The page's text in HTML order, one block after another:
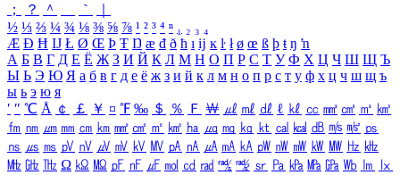
；
？ ＾ ｀
½ ⅓ ⅔ ¼ ¾ ⅛ ⅜ ⅝ ⅞ ¹ ² ³ ⁴ ⁿ ₁ ₂ ₃ ₄
Æ Ð Ħ Ĳ Ł Ø Œ Þ Ŧ Ŋ æ đ ð ħ ı ĳ ĸ ŀ ł ø œ ß þ ŧ ŋ ŉ
А Б В Г Д Е Ё Ж З И Й К Л М Н О П Р С Т У Ф Х Ц Ч Ш Щ Ъ
Ы Ь Э Ю Я а б в г д е ё ж з и й к л м н о п р с т у ф х ц ч ш щ ъ
ы ь э ю я
′ ″ ℃ Å ￠ ￡ ￥ ¤ ℉ ‰ ＄ ％ Ｆ ￦ ㎕ ㎖ ㎗ ℓ ㎘ ㏄ ㎣ ㎤ ㎥ ㎦
㎙ ㎚ ㎛ ㎜ ㎝ ㎞ ㎟ ㎠ ㎡ ㎢ ㏊ ㎍ ㎎ ㎏ ㏏ ㎈ ㎉ ㏈ ㎧ ㎨ ㎰
㎱ ㎲ ㎳ ㎴ ㎵ ㎶ ㎷ ㎸ ㎹ ㎀ ㎁ ㎂ ㎃ ㎄ ㎺ ㎻ ㎽ ㎾ ㎿ ㎐ ㎑
㎒ ㎓ ㎔ Ω ㏀ ㏁ ㎊ ㎋ ㎌ ㏖ ㏅ ㎭ ㎮ ㎯ ㏛ ㎩ ㎪ ㎫ ㎬ ㏝ ㏐
㏓